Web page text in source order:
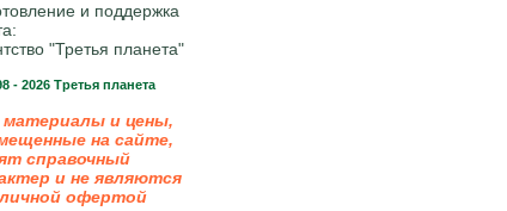
и поддержка
"Третья планета"
- 2026 Третья планета
материалы и цены,
на сайте,
справочный
и не являются
офертой